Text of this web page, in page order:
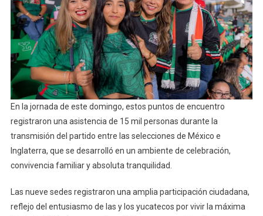
En la jornada de este domingo, estos puntos de encuentro
registraron una asistencia de 15 mil personas durante la
transmisión del partido entre las selecciones de México e
Inglaterra, que se desarrolló en un ambiente de celebración,
convivencia familiar y absoluta tranquilidad.
Las nueve sedes registraron una amplia participación ciudadana,
reflejo del entusiasmo de las y los yucatecos por vivir la máxima